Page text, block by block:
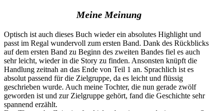
Meine Meinung
Optisch ist auch dieses Buch wieder ein absolutes Highlight und
passt im Regal wundervoll zum ersten Band. Dank des Rückblicks
auf dem ersten Band zu Beginn des zweiten Bandes fiel es auch
sehr leicht, wieder in die Story zu finden. Ansonsten knüpft die
Handlung zeitnah an das Ende von Teil 1 an. Sprachlich ist es
absolut passend für die Zielgruppe, da es leicht und flüssig
geschrieben wurde. Auch meine Tochter, die nun gerade zwölf
geworden ist und zur Zielgruppe gehört, fand die Geschichte sehr
spannend erzählt.